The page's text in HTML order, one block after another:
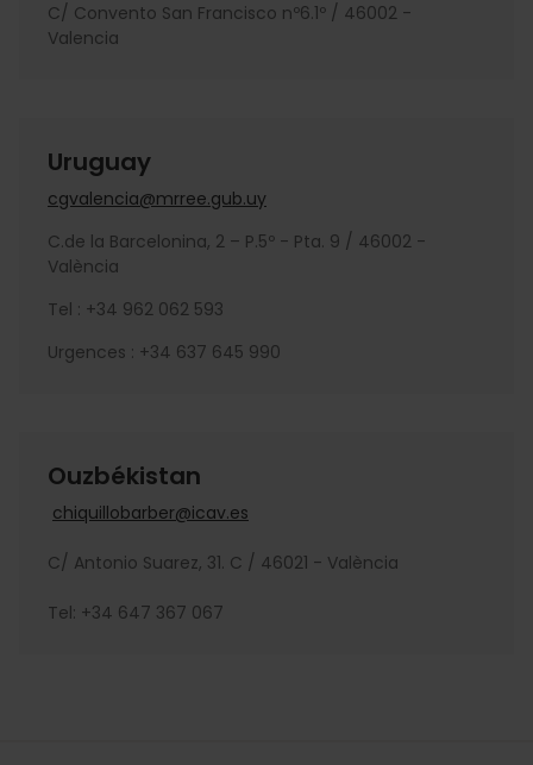
C/ Convento San Francisco nº6.1º / 46002 -
Valencia
Uruguay
cgvalencia@mrree.gub.uy
C.de la Barcelonina, 2 – P.5º - Pta. 9 / 46002 -
València
Tel : +34 962 062 593
Urgences : +34 637 645 990
Ouzbékistan
chiquillobarber@icav.es
C/ Antonio Suarez, 31. C / 46021 - València
Tel: +34 647 367 067